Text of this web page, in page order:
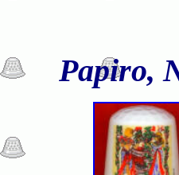
Papiro,